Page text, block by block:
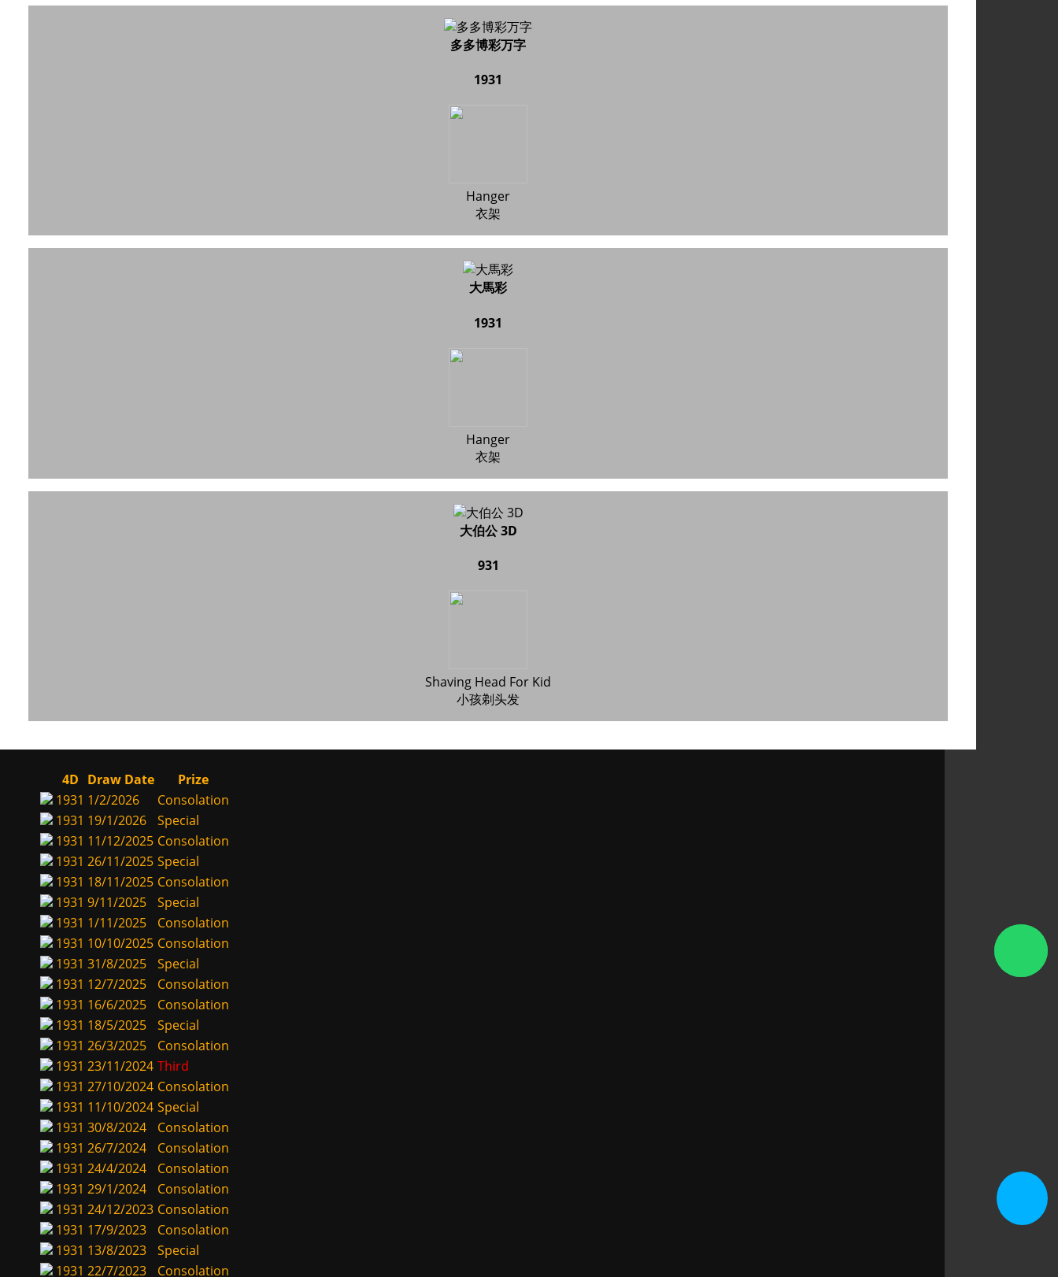
多多博彩万字
1931
Hanger
衣架
大馬彩
1931
Hanger
衣架
大伯公 3D
931
Shaving Head For Kid
小孩剃头发
4D Draw Date
Prize
1931 1/2/2026
Consolation
1931 19/1/2026
Special
1931 11/12/2025 Consolation
1931 26/11/2025 Special
1931 18/11/2025 Consolation
1931 9/11/2025
Special
1931 1/11/2025
Consolation
1931 10/10/2025 Consolation
1931 31/8/2025
Special
1931 12/7/2025
Consolation
1931 16/6/2025
Consolation
1931 18/5/2025
Special
1931 26/3/2025
Consolation
1931 23/11/2024 Third
1931 27/10/2024 Consolation
1931 11/10/2024 Special
1931 30/8/2024
Consolation
1931 26/7/2024
Consolation
1931 24/4/2024
Consolation
1931 29/1/2024
Consolation
1931 24/12/2023 Consolation
1931 17/9/2023
Consolation
1931 13/8/2023
Special
1931 22/7/2023 Consolation